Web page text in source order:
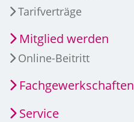
Tarifverträge
Mitglied werden
Online-Beitritt
Fachgewerkschaften
Service